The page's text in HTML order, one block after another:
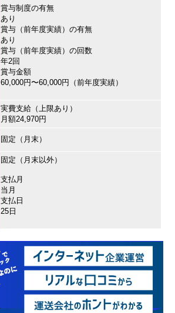
賞与制度の有無
あり
賞与（前年度実績）の有無
あり
賞与（前年度実績）の回数
年2回
賞与金額
60,000円〜60,000円（前年度実績）
実費支給（上限あり）
月額24,970円
固定（月末）
固定（月末以外）
支払月
当月
支払日
25日